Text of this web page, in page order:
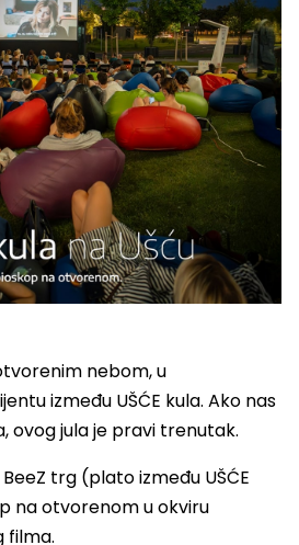
nebom, u
između UŠĆE kula. Ako nas
ovog jula je pravi trenutak.
BeeZ trg (plato između UŠĆE
na otvorenom u okviru
filma.